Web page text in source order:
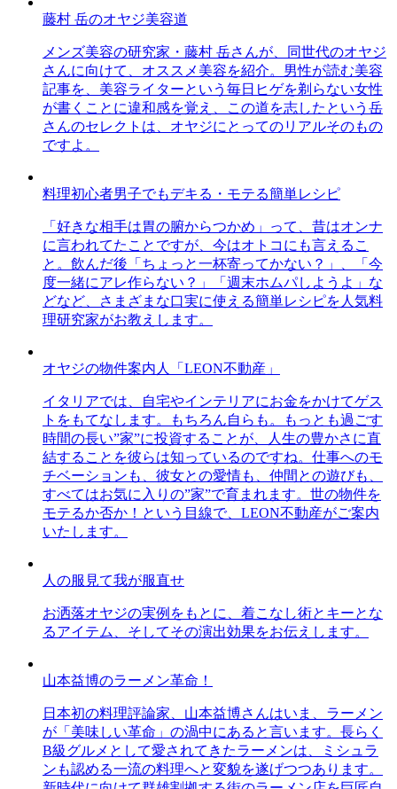
藤村 岳のオヤジ美容道
メンズ美容の研究家・藤村 岳さんが、同世代のオヤジ
さんに向けて、オススメ美容を紹介。男性が読む美容
記事を、美容ライターという毎日ヒゲを剃らない女性
が書くことに違和感を覚え、この道を志したという岳
さんのセレクトは、オヤジにとってのリアルそのもの
ですよ。
料理初心者男子でもデキる・モテる簡単レシピ
「好きな相手は胃の腑からつかめ」って、昔はオンナ
に言われてたことですが、今はオトコにも言えるこ
と。飲んだ後「ちょっと一杯寄ってかない？」、「今
度一緒にアレ作らない？」「週末ホムパしようよ」な
どなど、さまざまな口実に使える簡単レシピを人気料
理研究家がお教えします。
オヤジの物件案内人「LEON不動産」
イタリアでは、自宅やインテリアにお金をかけてゲス
トをもてなします。もちろん自らも。もっとも過ごす
時間の長い”家”に投資することが、人生の豊かさに直
結することを彼らは知っているのですね。仕事へのモ
チベーションも、彼女との愛情も、仲間との遊びも、
すべてはお気に入りの”家”で育まれます。世の物件を
モテるか否か！という目線で、LEON不動産がご案内
いたします。
人の服見て我が服直せ
お洒落オヤジの実例をもとに、着こなし術とキーとな
るアイテム、そしてその演出効果をお伝えします。
山本益博のラーメン革命！
日本初の料理評論家、山本益博さんはいま、ラーメン
が「美味しい革命」の渦中にあると言います。長らく
B級グルメとして愛されてきたラーメンは、ミシュラ
ンも認める一流の料理へと変貌を遂げつつあります。